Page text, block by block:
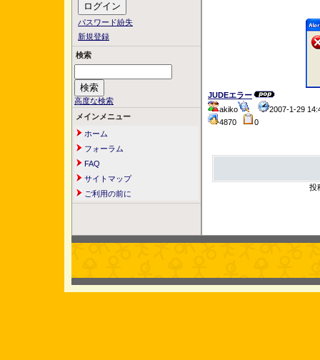
パスワード紛失
新規登録
検索
高度な検索
メインメニュー
ホーム
フォーラム
FAQ
サイトマップ
ご利用の前に
JUDEエラー
akiko
2007-1-29
4870
0
投